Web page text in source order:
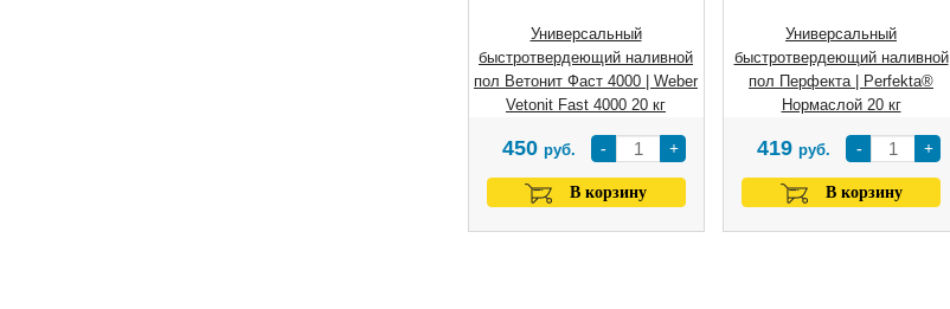
Универсальный
быстротвердеющий наливной
пол Ветонит Фаст 4000 | Weber
Vetonit Fast 4000 20 кг
- +
450 руб.
В корзину
Универсальный
быстротвердеющий наливной
пол Перфекта | Perfekta®
Нормаслой 20 кг
- +
419 руб.
В корзину